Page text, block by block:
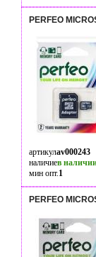
PERFEO
артикулav000243
наличиев
мин опт.1
PERFEO